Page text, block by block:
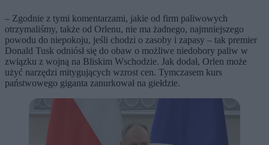
– Zgodnie z tymi komentarzami, jakie od firm paliwowych
otrzymaliśmy, także od Orlenu, nie ma żadnego, najmniejszego
powodu do niepokoju, jeśli chodzi o zasoby i zapasy – tak premier
Donald Tusk odniósł się do obaw o możliwe niedobory paliw w
związku z wojną na Bliskim Wschodzie. Jak dodał, Orlen może
użyć narzędzi mitygujących wzrost cen. Tymczasem kurs
państwowego giganta zanurkował na giełdzie.